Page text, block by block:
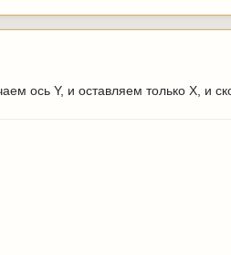
ось Y, и оставляем только X, и